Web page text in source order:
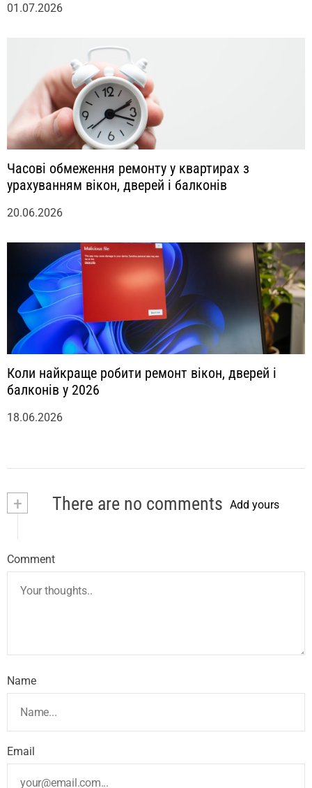
01.07.2026
Часові обмеження ремонту у квартирах з
урахуванням вікон, дверей і балконів
20.06.2026
Коли найкраще робити ремонт вікон, дверей і
балконів у 2026
18.06.2026
+ There are no comments Add yours
Comment
Name
Email